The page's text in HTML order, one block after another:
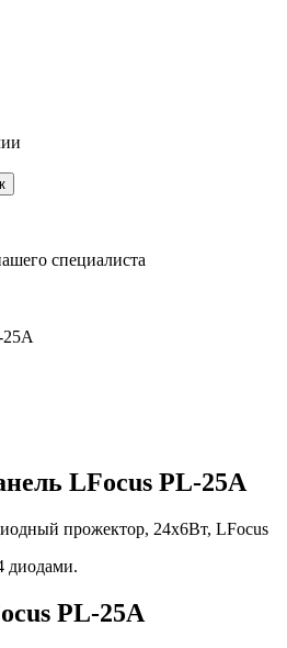
специалиста
25A
LFocus PL-25A
прожектор, 24х6Вт, LFocus
диодами.
PL-25A